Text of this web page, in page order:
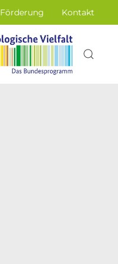
Förderung Kontakt